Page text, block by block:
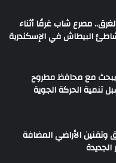
الغرق.. مصرع شاب غرقًا أثناء
البيطاش في الإسكندرية
يبحث مع محافظ مطروح
تنمية الحركة الجوية
وتقنين الأراضي المضافة